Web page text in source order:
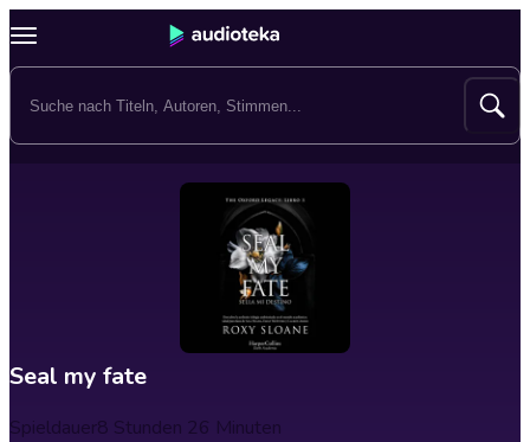
Seal my fate
Spieldauer8 Stunden 26 Minuten